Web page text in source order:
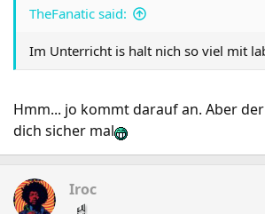
TheFanatic said:
Im Unterricht is halt nich so viel mit
Hmm... jo kommt darauf an. Aber
dich sicher mal
Iroc